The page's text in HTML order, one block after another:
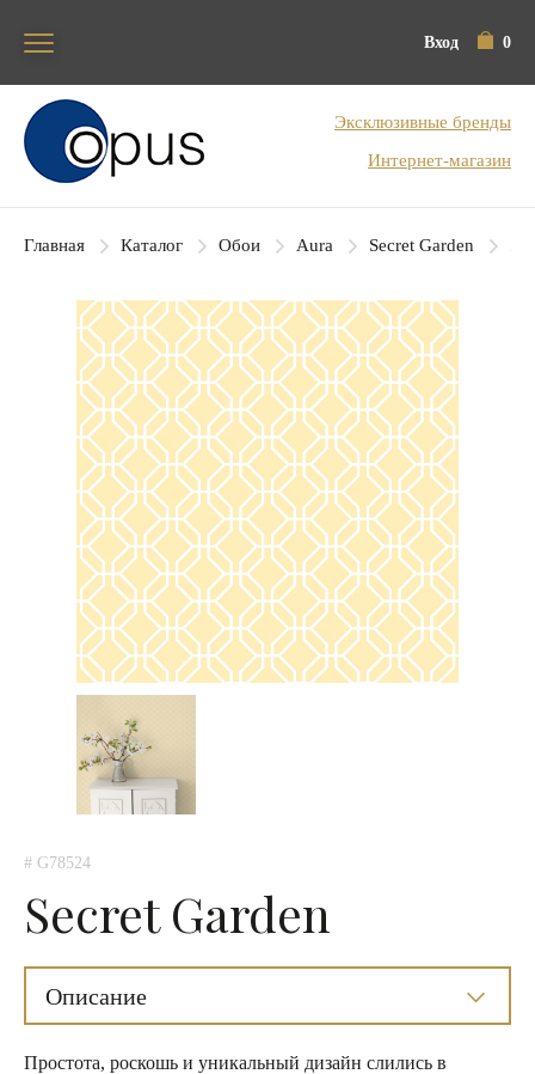
Вход 0
Блок поиска
Эксклюзивные бренды
Интернет-магазин
Главная Каталог Обои Aura Secret Garden
# G78524
Secret Garden
Описание
Простота, роскошь и уникальный дизайн слились в